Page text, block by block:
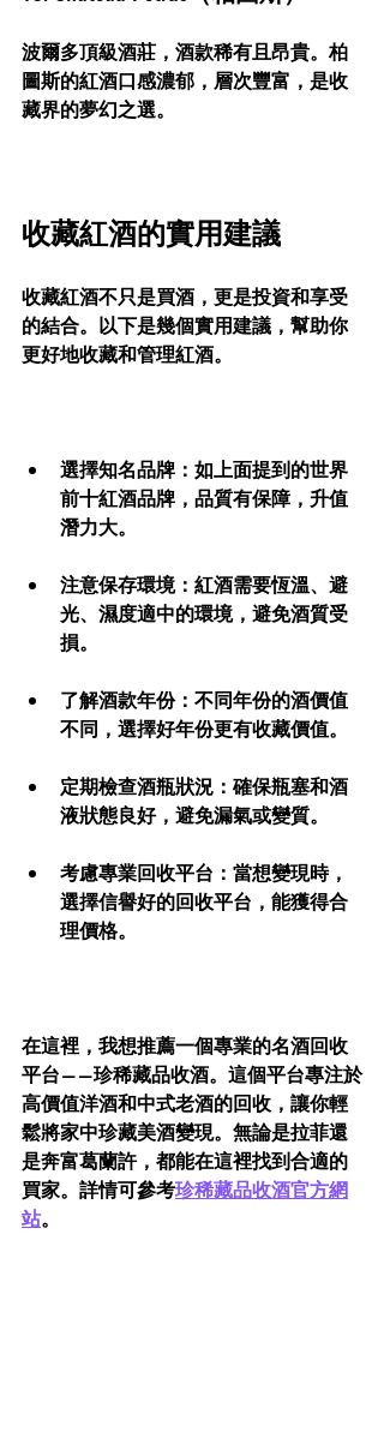
波爾多頂級酒莊，酒款稀有且昂貴。柏
圖斯的紅酒口感濃郁，層次豐富，是收
藏界的夢幻之選。
收藏紅酒的實用建議
收藏紅酒不只是買酒，更是投資和享受
的結合。以下是幾個實用建議，幫助你
更好地收藏和管理紅酒。
選擇知名品牌 ：如上面提到的世界
前十紅酒品牌，品質有保障，升值
潛力大。
注意保存環境：紅酒需要恆溫、避
光、濕度適中的環境，避免酒質受
損。
了解酒款年份：不同年份的酒價值
不同，選擇好年份更有收藏價值。
定期檢查酒瓶狀況 ：確保瓶塞和酒
液狀態良好，避免漏氣或變質。
考慮專業回收平台 ：當想變現時，
選擇信譽好的回收平台，能獲得合
理價格。
在這裡，我想推薦一個專業的名酒回收
平台——珍稀藏品收酒。這個平台專注於
高價值洋酒和中式老酒的回收，讓你輕
鬆將家中珍藏美酒變現。無論是拉菲還
是奔富葛蘭許，都能在這裡找到合適的
買家。詳情可參考珍稀藏品收酒官方網
站。